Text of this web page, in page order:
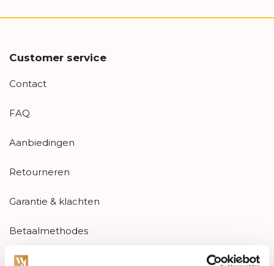
Customer service
Contact
FAQ
Aanbiedingen
Retourneren
Garantie & klachten
Betaalmethodes
Sitemap